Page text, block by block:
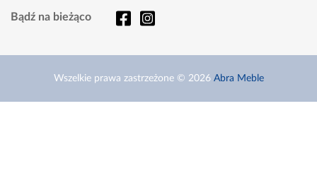
Bądź na bieżąco
Wszelkie prawa zastrzeżone © 2026 Abra Meble